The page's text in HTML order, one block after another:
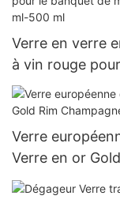
Verre en verre
à vin rouge
Personnalité
Verre
Verre en or